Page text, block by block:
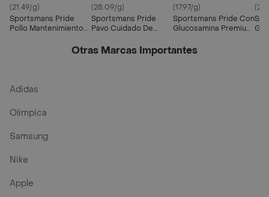
(21.49/g)
Sportsmans Pride
Pollo Mantenimiento
(28.09/g)
Sportsmans Pride
Pavo Cuidado De
4lbs Sportsmans
(17.97/g)
Sportsmans Pride Con
Glucosamina Premiun
Perro Alimento Para
Otras Marcas Importantes
Adidas
Olimpica
Samsung
Nike
Apple